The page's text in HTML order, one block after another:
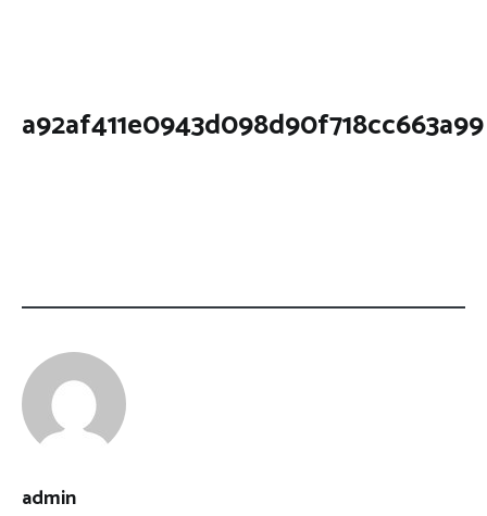
a92af411e0943d098d90f718cc663a99
admin